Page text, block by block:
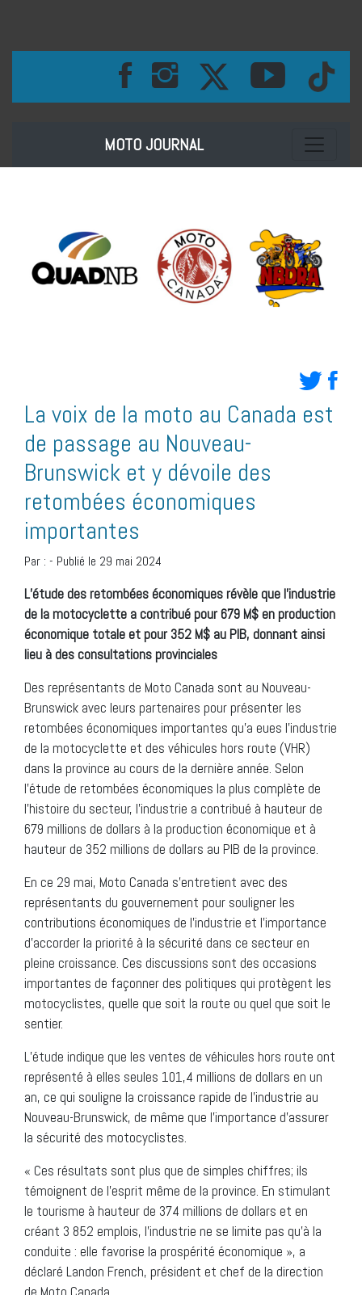
MOTO JOURNAL Toggle
La voix de la moto au Canada est
de passage au Nouveau-
Brunswick et y dévoile des
retombées économiques
importantes
Par : - Publié le 29 mai 2024
L’étude des retombées économiques révèle que l’industrie
de la motocyclette a contribué pour 679 M$ en production
économique totale et pour 352 M$ au PIB, donnant ainsi
lieu à des consultations provinciales
Des représentants de Moto Canada sont au Nouveau-
Brunswick avec leurs partenaires pour présenter les
retombées économiques importantes qu’a eues l’industrie
de la motocyclette et des véhicules hors route (VHR)
dans la province au cours de la dernière année. Selon
l’étude de retombées économiques la plus complète de
l’histoire du secteur, l’industrie a contribué à hauteur de
679 millions de dollars à la production économique et à
hauteur de 352 millions de dollars au PIB de la province.
En ce 29 mai, Moto Canada s’entretient avec des
représentants du gouvernement pour souligner les
contributions économiques de l’industrie et l’importance
d’accorder la priorité à la sécurité dans ce secteur en
pleine croissance. Ces discussions sont des occasions
importantes de façonner des politiques qui protègent les
motocyclistes, quelle que soit la route ou quel que soit le
sentier.
L’étude indique que les ventes de véhicules hors route ont
représenté à elles seules 101,4 millions de dollars en un
an, ce qui souligne la croissance rapide de l’industrie au
Nouveau-Brunswick, de même que l’importance d’assurer
la sécurité des motocyclistes.
« Ces résultats sont plus que de simples chiffres; ils
témoignent de l’esprit même de la province. En stimulant
le tourisme à hauteur de 374 millions de dollars et en
créant 3 852 emplois, l’industrie ne se limite pas qu’à la
conduite : elle favorise la prospérité économique », a
déclaré Landon French, président et chef de la direction
de Moto Canada.